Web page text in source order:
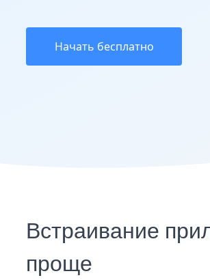
Начать бесплатно
Встраивание
проще